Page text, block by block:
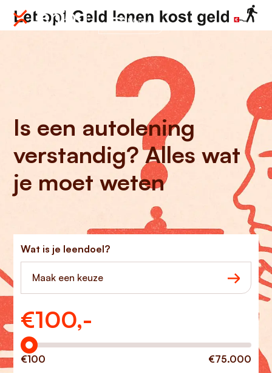
Menu
Is een autolening
verstandig? Alles wat
je moet weten
Wat is je leendoel?
Maak een keuze
€100,-
Hoeveel wilt u lenen?
€100 €75.000